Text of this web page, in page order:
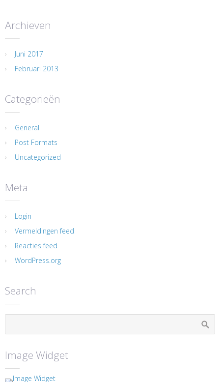
Archieven
Juni 2017
Februari 2013
Categorieën
General
Post Formats
Uncategorized
Meta
Login
Vermeldingen feed
Reacties feed
WordPress.org
Search
Image Widget